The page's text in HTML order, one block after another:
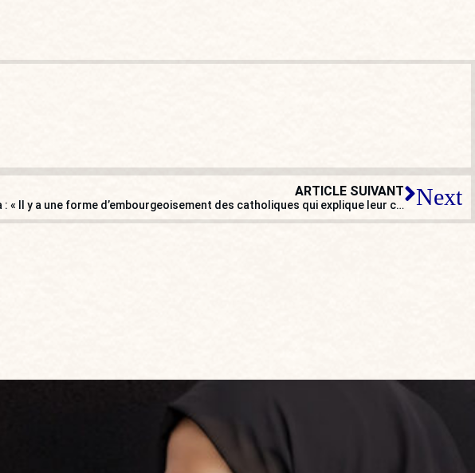
ARTICLE SUIVANT
Jean Sévilla : « Il y a une forme d’embourgeoisement des catholiques qui explique leur choix LREM » Next